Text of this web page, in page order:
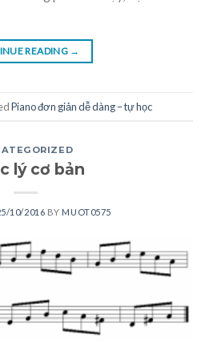
READING →
Piano đơn giản dễ dàng – tự học
lý cơ bản
10/2016 BY MUOT0575